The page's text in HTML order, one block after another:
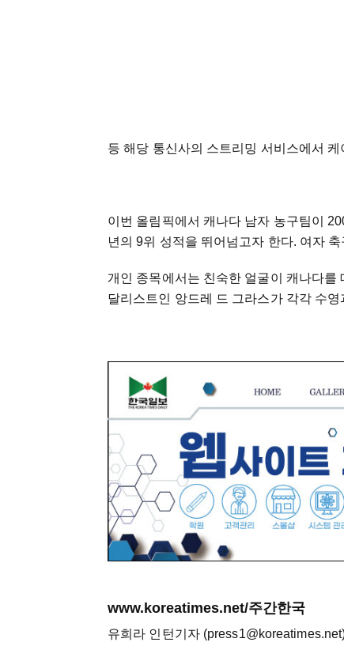
등 해당 통신사의 스트리밍 서비스에서
이번 올림픽에서 캐나다 남자 농구팀이
년의 9위 성적을 뛰어넘고자 한다. 여자
개인 종목에서는 친숙한 얼굴이 캐나다를
달리스트인 앙드레 드 그라스가 각각 수
www.koreatimes.net/주간한국
유희라 인턴기자